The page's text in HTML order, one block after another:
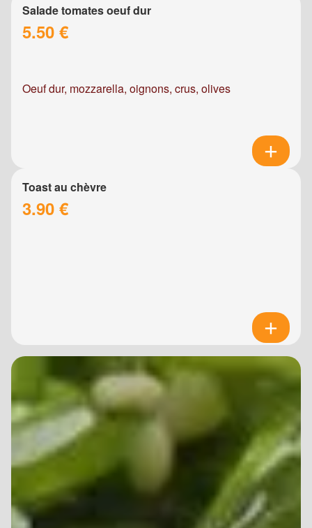
Salade tomates oeuf dur
5.50 €
Oeuf dur, mozzarella, oignons, crus, olives
Toast au chèvre
3.90 €